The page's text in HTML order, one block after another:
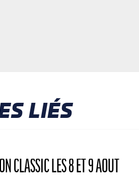
LIÉS
CLASSIC LES 8 ET 9 AOÛT